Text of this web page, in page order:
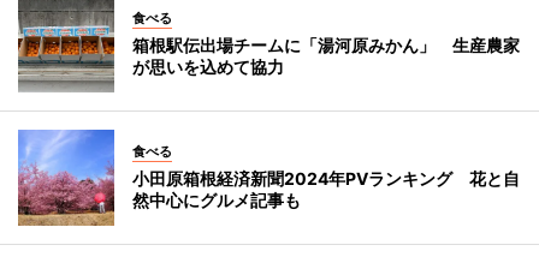
食べる
箱根駅伝出場チームに「湯河原みかん」 生産農家
が思いを込めて協力
食べる
小田原箱根経済新聞2024年PVランキング 花と自
然中心にグルメ記事も